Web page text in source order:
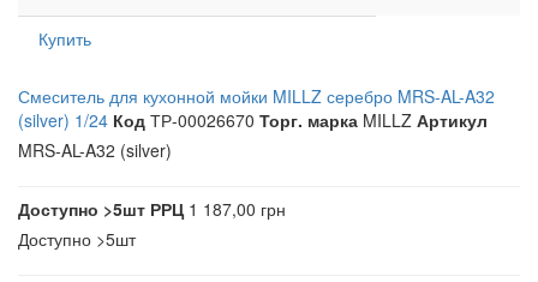
Купить
Смеситель для кухонной мойки MILLZ серебро MRS-AL-A32
(silver) 1/24 Код ТР-00026670 Торг. марка MILLZ Артикул
MRS-AL-A32 (silver)
Доступно >5шт РРЦ1 187,00 грн
Доступно >5шт